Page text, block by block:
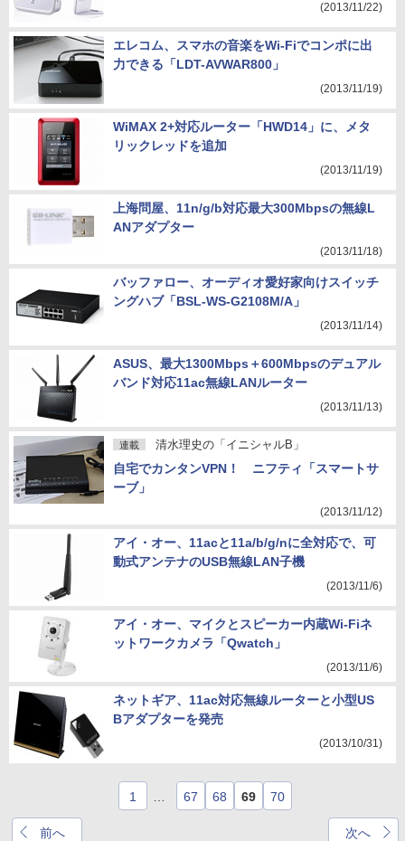
(2013/11/22)
エレコム、スマホの音楽をWi-Fiでコンポに出
力できる「LDT-AVWAR800」
(2013/11/19)
WiMAX 2+対応ルーター「HWD14」に、メタ
リックレッドを追加
(2013/11/19)
上海問屋、11n/g/b対応最大300Mbpsの無線L
ANアダプター
(2013/11/18)
バッファロー、オーディオ愛好家向けスイッチ
ングハブ「BSL-WS-G2108M/A」
(2013/11/14)
ASUS、最大1300Mbps＋600Mbpsのデュアル
バンド対応11ac無線LANルーター
(2013/11/13)
連載 清水理史の「イニシャルB」
自宅でカンタンVPN！ ニフティ「スマートサ
ーブ」
(2013/11/12)
アイ・オー、11acと11a/b/g/nに全対応で、可
動式アンテナのUSB無線LAN子機
(2013/11/6)
アイ・オー、マイクとスピーカー内蔵Wi-Fiネ
ットワークカメラ「Qwatch」
(2013/11/6)
ネットギア、11ac対応無線ルーターと小型US
Bアダプターを発売
(2013/10/31)
前へ
1 67 68 69 70
次へ